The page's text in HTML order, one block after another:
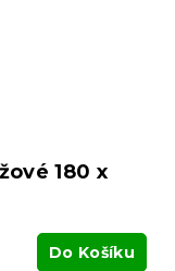
180 x
Do Košíku